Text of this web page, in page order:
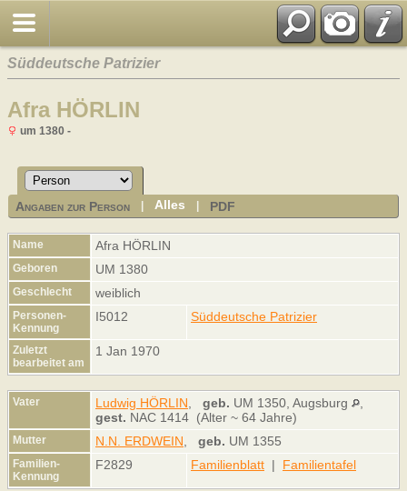
Süddeutsche Patrizier
Afra HÖRLIN
um 1380 -
Angaben zur Person |Alles PDF
Name Afra HÖRLIN
Geboren UM 1380
Geschlecht weiblich
Personen-
Kennung
I5012 Süddeutsche Patrizier
Zuletzt
bearbeitet am
1 Jan 1970
Vater Ludwig HÖRLIN geb. UM 1350, Augsburg
gest. NAC 1414 (Alter ~ 64 Jahre)
Mutter N.N. ERDWEIN geb. UM 1355
Familien-
Kennung
F2829 Familienblatt | Familientafel